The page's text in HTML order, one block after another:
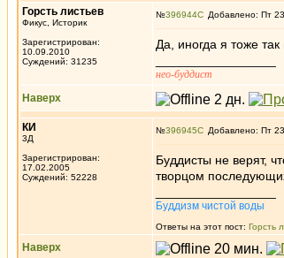
Горсть листьев
Фикус, Историк
Зарегистрирован:
10.09.2010
Суждений: 31235
№396944 Добавлено: Пт
Да, иногда я тоже так
нео-буддист
Наверх
КИ
3Д
Зарегистрирован:
17.02.2005
Суждений: 52228
№396945 Добавлено: Пт
Буддисты не верят,
творцом
Буддизм чистой воды
Ответы на этот пост: Горсть
Наверх